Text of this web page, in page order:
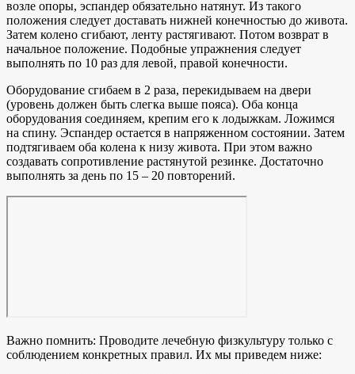
возле опоры, эспандер обязательно натянут. Из такого
положения следует доставать нижней конечностью до живота.
Затем колено сгибают, ленту растягивают. Потом возврат в
начальное положение. Подобные упражнения следует
выполнять по 10 раз для левой, правой конечности.
Оборудование сгибаем в 2 раза, перекидываем на двери
(уровень должен быть слегка выше пояса). Оба конца
оборудования соединяем, крепим его к лодыжкам. Ложимся
на спину. Эспандер остается в напряженном состоянии. Затем
подтягиваем оба колена к низу живота. При этом важно
создавать сопротивление растянутой резинке. Достаточно
выполнять за день по 15 – 20 повторений.
Важно помнить: Проводите лечебную физкультуру только с
соблюдением конкретных правил. Их мы приведем ниже: